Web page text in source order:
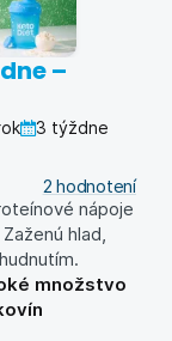
–
3 týždne
2 hodnotení
nápoje
hlad,
množstvo